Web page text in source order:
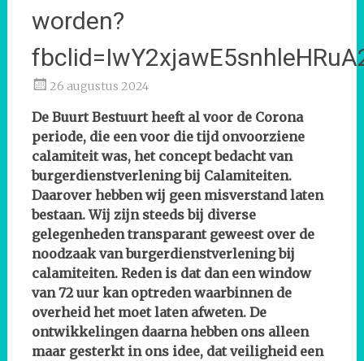
worden?
26 augustus 2024
De Buurt Bestuurt heeft al voor de Corona
periode, die een voor die tijd onvoorziene
calamiteit was, het concept bedacht van
burgerdienstverlening bij Calamiteiten.
Daarover hebben wij geen misverstand laten
bestaan. Wij zijn steeds bij diverse
gelegenheden transparant geweest over de
noodzaak van burgerdienstverlening bij
calamiteiten. Reden is dat dan een window
van 72 uur kan optreden waarbinnen de
overheid het moet laten afweten. De
ontwikkelingen daarna hebben ons alleen
maar gesterkt in ons idee, dat veiligheid een